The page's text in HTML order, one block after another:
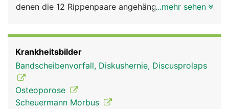
Rubriken
denen die 12 Rippenpaare angehängt sind, die
Nerven für die Beine aus.
...mehr sehen
Krankheitsbilder
Bandscheibenvorfall, Diskushernie, Discusprolaps
Osteoporose
Scheuermann Morbus